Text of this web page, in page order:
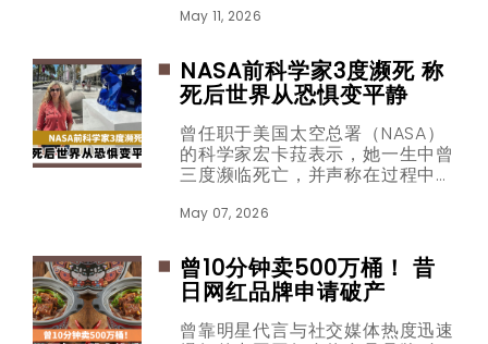
10万美元，而她的工作内容十分单
入就会乖乖进账。
May 11, 2026
NASA前科学家3度濒死 称
死后世界从恐惧变平静
曾任职于美国太空总署（NASA）
的科学家宏卡菈表示，她一生中曾
三度濒临死亡，并声称在过程中经
外界广泛关注与讨论。
May 07, 2026
曾10分钟卖500万桶！ 昔
日网红品牌申请破产
曾靠明星代言与社交媒体热度迅速